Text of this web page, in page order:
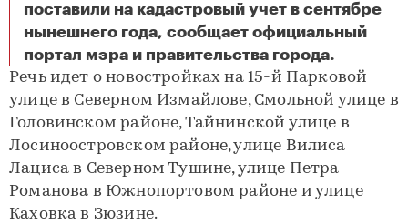
поставили на кадастровый учет в сентябре
нынешнего года, сообщает официальный
портал мэра и правительства города.
Речь идет о новостройках на 15-й Парковой
улице в Северном Измайлове, Смольной улице в
Головинском районе, Тайнинской улице в
Лосиноостровском районе, улице Вилиса
Лациса в Северном Тушине, улице Петра
Романова в Южнопортовом районе и улице
Каховка в Зюзине.